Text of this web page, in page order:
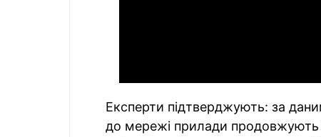
Експерти підтверджують: за
до мережі прилади продовжують